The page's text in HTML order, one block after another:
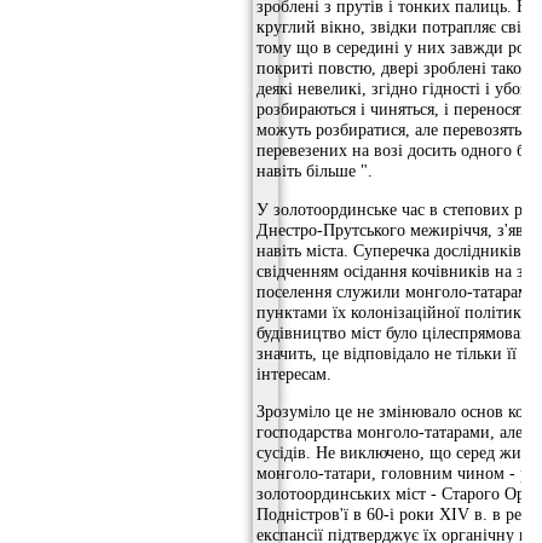
зроблені з прутів і тонких палиць.
круглий вікно, звідки потрапляє
тому що в середині у них завжди
покриті повстю, двері зроблені також
деякі невеликі, згідно гідності і
розбираються і чиняться, і
можуть розбиратися, але
перевезених на возі досить одного
навіть більше ".
У золотоординське час в степових
Днестро-Прутського межиріччя,
навіть міста. Суперечка дослідників
свідченням осідання кочівників на
поселення служили монголо-татарам
пунктами їх колонізаційної
будівництво міст було
значить, це відповідало не тільки її
інтересам.
Зрозуміло це не змінювало основ
господарства монголо-татарами, але
сусідів. Не виключено, що серед
монголо-татари, головним чином -
золотоординських міст - Старого
Подністров'ї в 60-і роки XIV в. в
експансії підтверджує їх органічну